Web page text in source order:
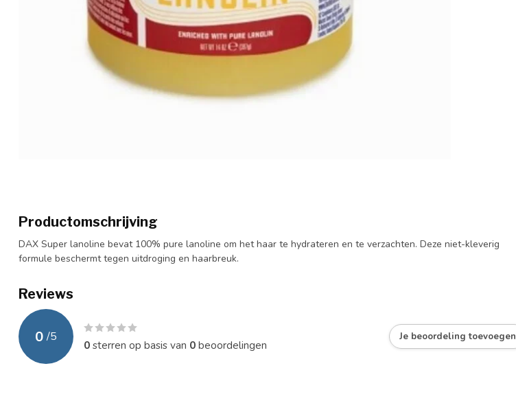
Productomschrijving
DAX Super lanoline bevat 100% pure lanoline om het haar te hydrateren en te verzachten. Deze niet-kleverig
formule beschermt tegen uitdroging en haarbreuk.
Reviews
0 /5
0sterren op basis van 0beoordelingen
Je beoordeling toevoegen